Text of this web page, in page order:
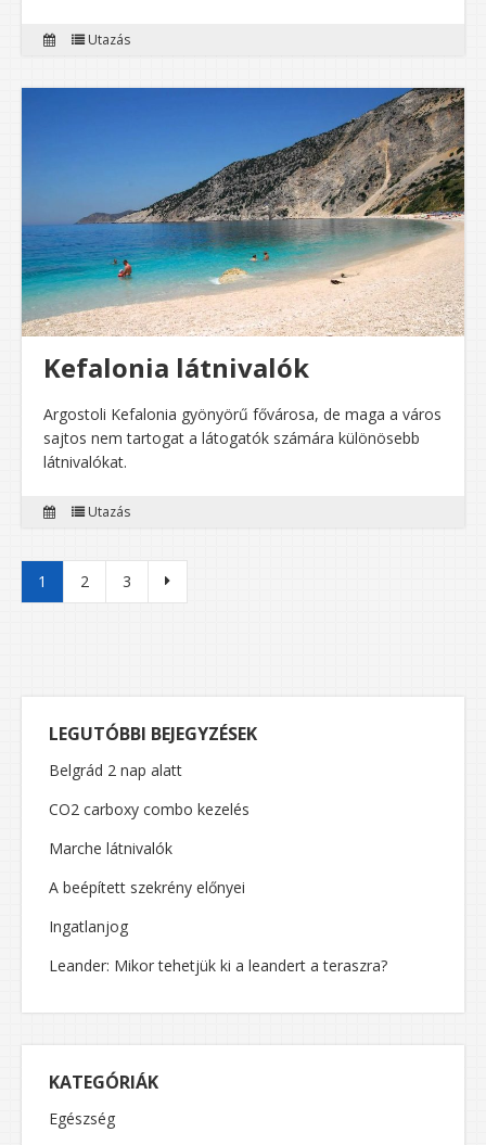
Utazás
Kefalonia látnivalók
Argostoli Kefalonia gyönyörű fővárosa, de maga a város
sajtos nem tartogat a látogatók számára különösebb
látnivalókat.
Utazás
Bejegyzések lapozása
1 2 3
LEGUTÓBBI BEJEGYZÉSEK
Belgrád 2 nap alatt
CO2 carboxy combo kezelés
Marche látnivalók
A beépített szekrény előnyei
Ingatlanjog
Leander: Mikor tehetjük ki a leandert a teraszra?
KATEGÓRIÁK
Egészség